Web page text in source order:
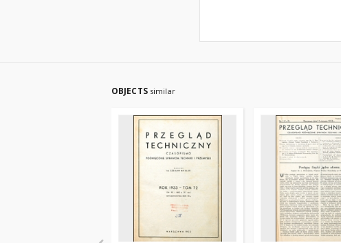
OBJECTS similar